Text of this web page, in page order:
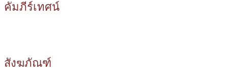
คัมภีร์เทศน์
สังฆภัณฑ์